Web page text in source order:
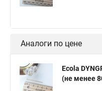
Аналоги по цене
Ecola
(не менее